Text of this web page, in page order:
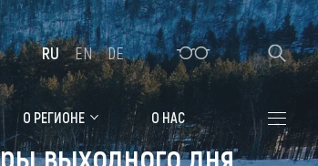
Алтайская зимовка
О РЕГИОНЕ О НАС
RU EN DE
выходного дня